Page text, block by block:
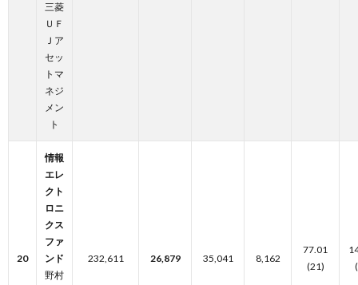
三菱
ＵＦ
Ｊア
セッ
トマ
ネジ
メン
ト
20
情報
エレ
クト
ロニ
クス
ファ
ンド
野村
232,611 26,879 35,041 8,162
77.01
(21)